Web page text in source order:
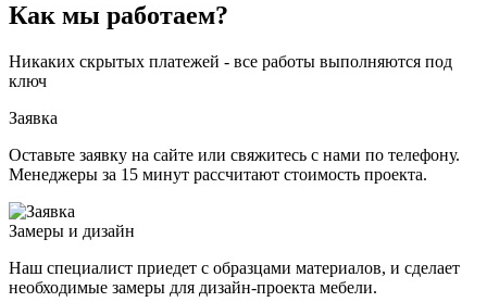
Как мы работаем?
Никаких скрытых платежей - все работы выполняются под
ключ
Заявка
Оставьте заявку на сайте или свяжитесь с нами по телефону.
Менеджеры за 15 минут рассчитают стоимость проекта.
Замеры и дизайн
Наш специалист приедет с образцами материалов, и сделает
необходимые замеры для дизайн-проекта мебели.